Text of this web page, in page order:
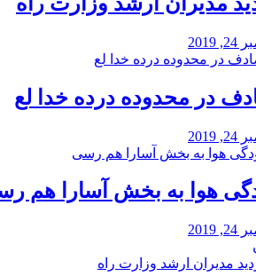
در محدوده درده خدا لع
هوا به بخش آسارا هم